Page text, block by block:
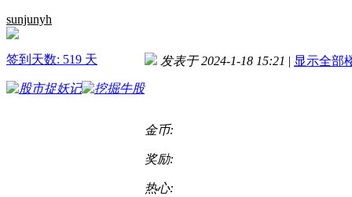
sunjunyh
签到天数: 519 天 发表于 2024-1-18 15:21 | 显示全部
金币:
奖励:
热心: